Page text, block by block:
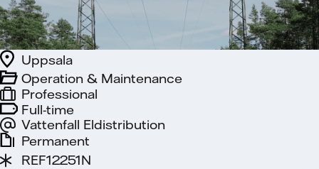
Full-time
Vattenfall Eldistribution
Uppsala
Professional
Operation & Maintenance
Permanent
REF12251N